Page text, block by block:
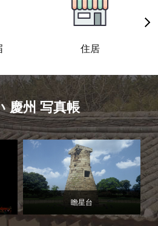
住居
慶州 写真帳
瞻星台